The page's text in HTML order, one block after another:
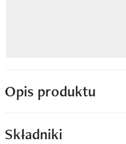
Opis produktu
Składniki